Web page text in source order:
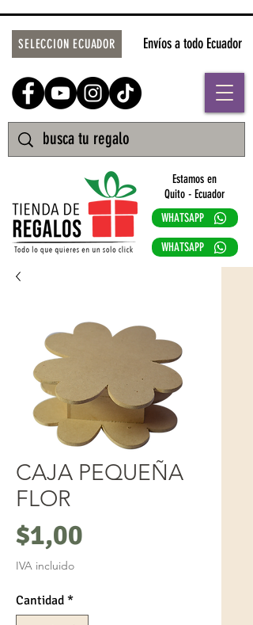
Envíos a todo Ecuador
Estamos en
Quito - Ecuador
WHATSAPP
WHATSAPP
SELECCION ECUADOR
CAJA PEQUEÑA
FLOR
$1,00
IVA incluido
Cantidad *